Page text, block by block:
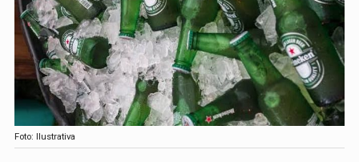
Foto: Ilustrativa